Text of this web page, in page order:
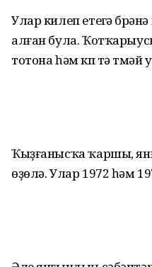
Улар килеп етеүгә
алған була.
тотона һәм күп тә үтмәй
Ҡыҙғанысҡа ҡаршы,
өҙөлә. Улар 1972 һәм